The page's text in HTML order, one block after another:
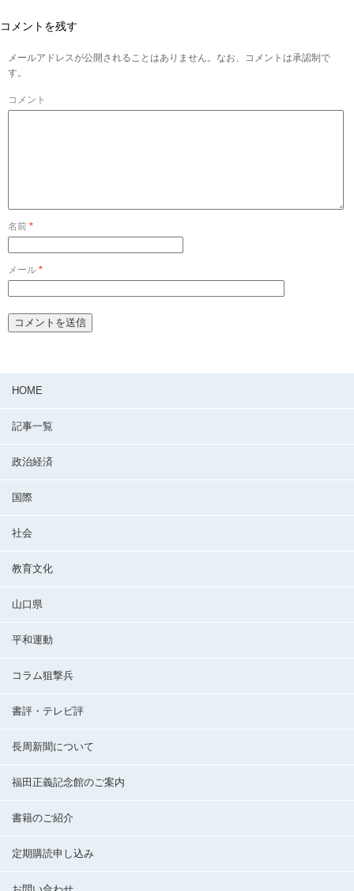
コメントを残す
メールアドレスが公開されることはありません。なお、コメントは承認制で
す。
コメント
名前 *
メール *
HOME
記事一覧
政治経済
国際
社会
教育文化
山口県
平和運動
コラム狙撃兵
書評・テレビ評
長周新聞について
福田正義記念館のご案内
書籍のご紹介
定期購読申し込み